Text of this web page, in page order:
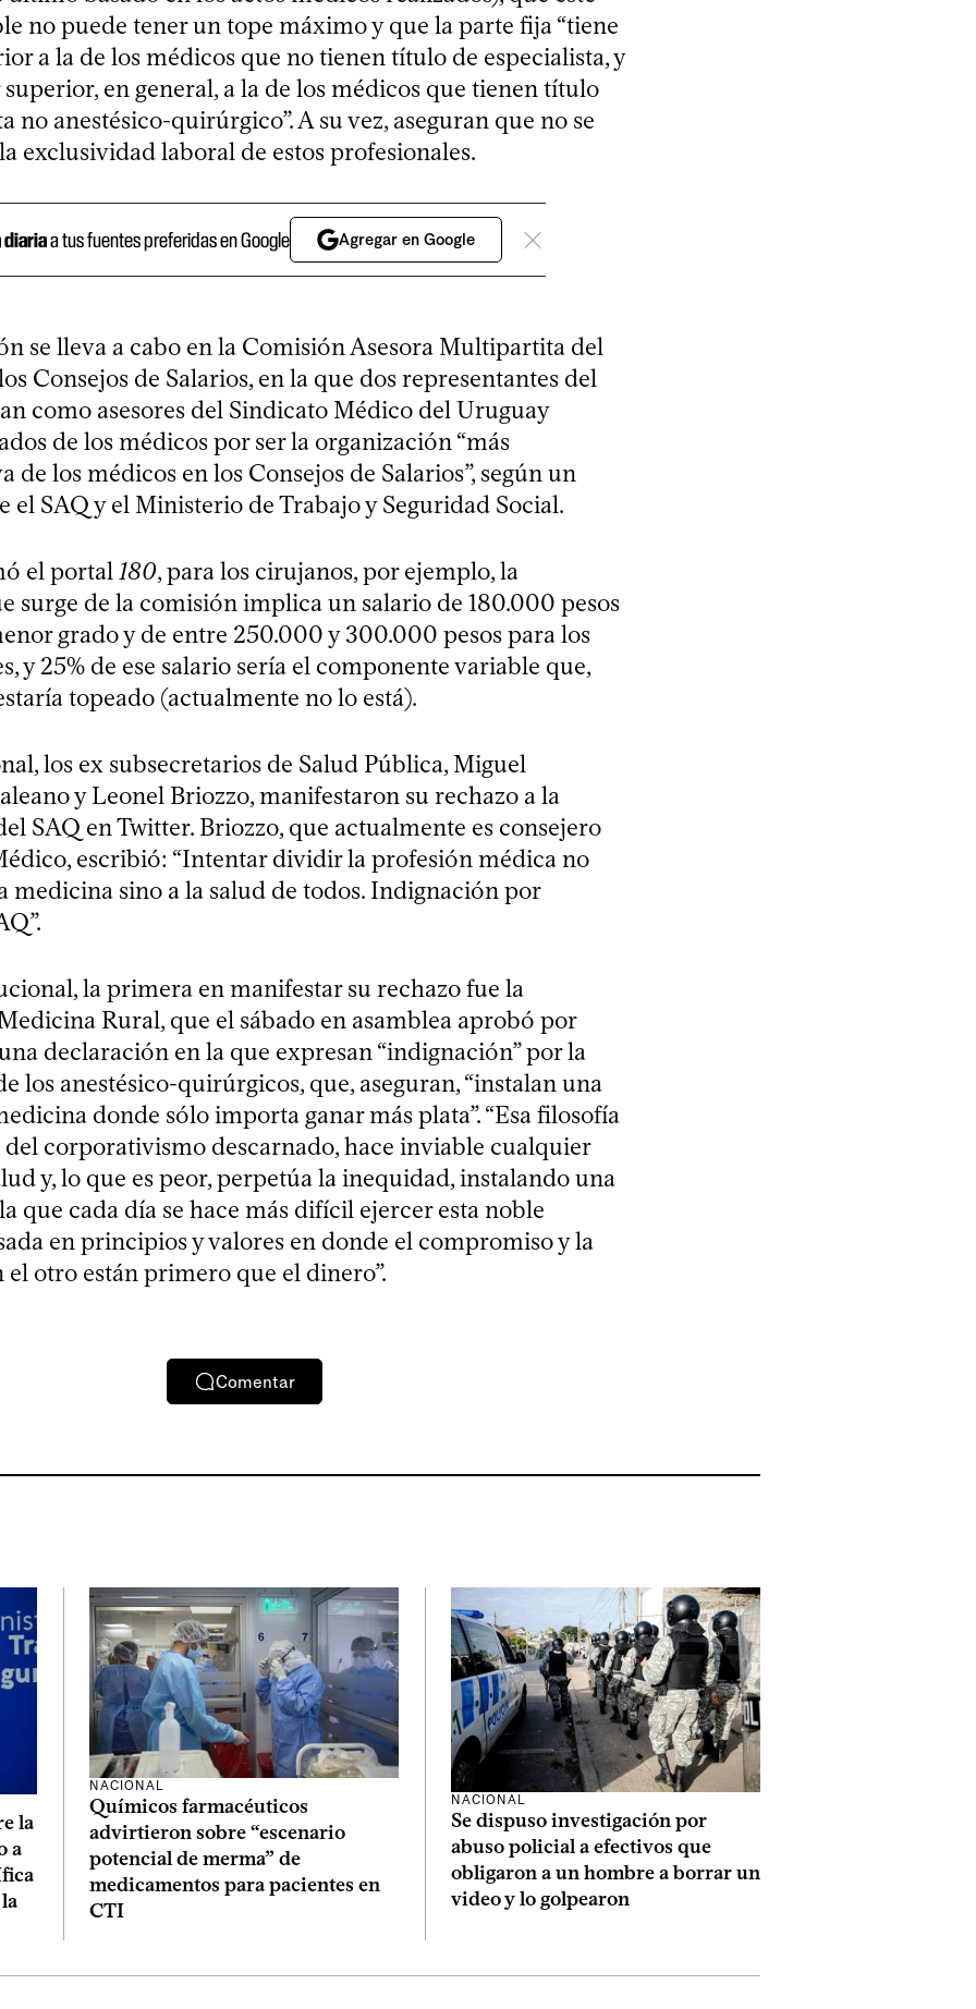
no puede tener un tope máximo y que la parte fija “tiene
a la de los médicos que no tienen título de especialista, y
en general, a la de los médicos que tienen título
no anestésico-quirúrgico”. A su vez, aseguran que no se
exclusividad laboral de estos profesionales.
diariaa tus fuentes preferidas en Google Agregar en Google
se lleva a cabo en la Comisión Asesora Multipartita del
Consejos de Salarios, en la que dos representantes del
como asesores del Sindicato Médico del Uruguay
de los médicos por ser la organización “más
de los médicos en los Consejos de Salarios”, según un
el SAQ y el Ministerio de Trabajo y Seguridad Social.
el portal180, para los cirujanos, por ejemplo, la
surge de la comisión implica un salario de 180.000 pesos
grado y de entre 250.000 y 300.000 pesos para los
y 25% de ese salario sería el componente variable que,
topeado (actualmente no lo está).
los ex subsecretarios de Salud Pública, Miguel
y Leonel Briozzo, manifestaron su rechazo a la
SAQ en Twitter. Briozzo, que actualmente es consejero
escribió: “Intentar dividir la profesión médica no
medicina sino a la salud de todos. Indignación por
la primera en manifestar su rechazo fue la
Rural, que el sábado en asamblea aprobó por
declaración en la que expresan “indignación” por la
los anestésico-quirúrgicos, que, aseguran, “instalan una
donde sólo importa ganar más plata”. “Esa filosofía
corporativismo descarnado, hace inviable cualquier
y, lo que es peor, perpetúa la inequidad, instalando una
que cada día se hace más difícil ejercer esta noble
en principios y valores en donde el compromiso y la
otro están primero que el dinero”.
Comentar
la
a
NACIONAL
Químicos farmacéuticos
advirtieron sobre “escenario
potencial de merma” de
medicamentos para pacientes en
CTI
NACIONAL
Se dispuso investigación por
abuso policial a efectivos que
obligaron a un hombre a borrar un
video y lo golpearon